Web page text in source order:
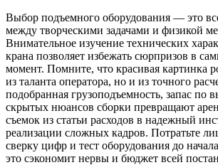
Выбор подъемного оборудования — это
между творческими задачами и физикой
Внимательное изучение технических
крана позволяет избежать сюрпризов в
момент. Помните, что красивая картинка
из таланта оператора, но и из точного
подобранная грузоподъемность, запас по
скрытых нюансов сборки превращают
съемок из статьи расходов в надежный
реализации сложных кадров. Потратьте
сверку цифр и тест оборудования до
это сэкономит нервы и бюджет всей